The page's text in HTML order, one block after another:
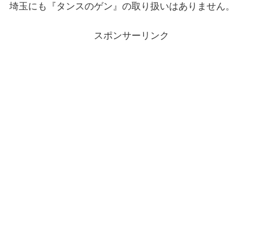
埼玉にも『タンスのゲン』の取り扱いはありません。
スポンサーリンク